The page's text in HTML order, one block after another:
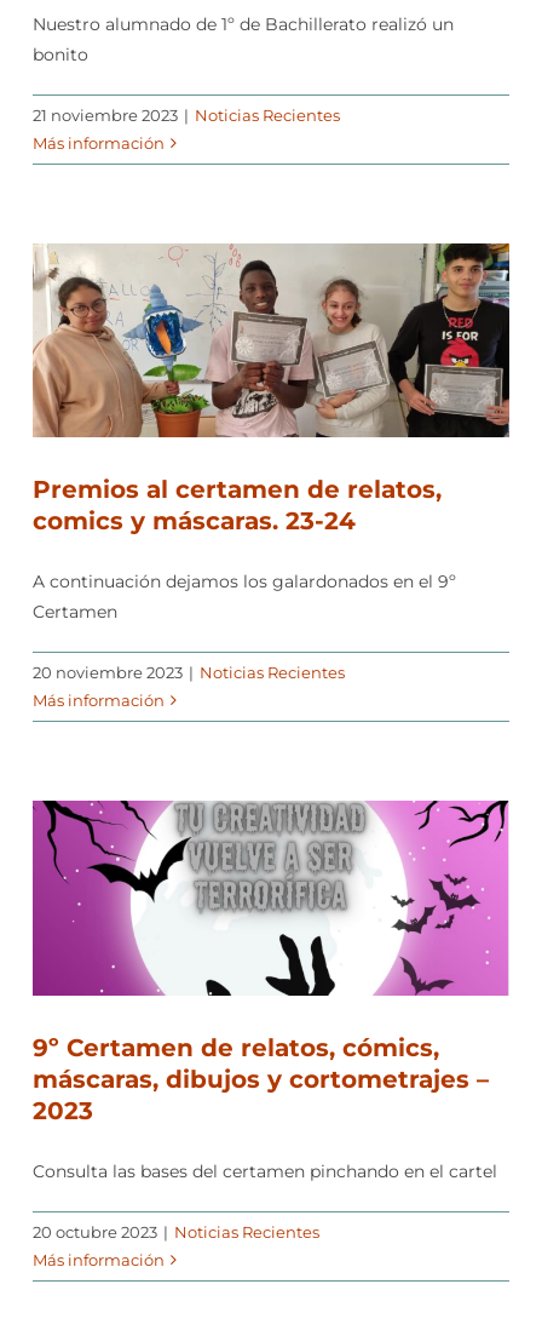
Nuestro alumnado de 1º de Bachillerato realizó un
bonito
21 noviembre 2023 | Noticias Recientes
Más información
Premios al certamen de relatos,
comics y máscaras. 23-24
A continuación dejamos los galardonados en el 9º
Certamen
20 noviembre 2023 | Noticias Recientes
Más información
9º Certamen de relatos, cómics,
máscaras, dibujos y cortometrajes –
2023
Consulta las bases del certamen pinchando en el cartel
20 octubre 2023 | Noticias Recientes
Más información